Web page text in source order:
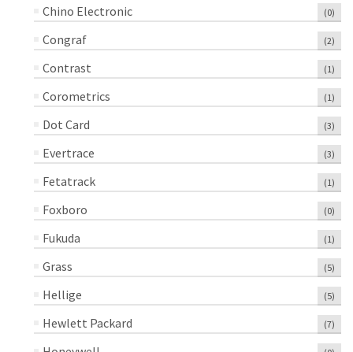
Chino Electronic (0)
Congraf (2)
Contrast (1)
Corometrics (1)
Dot Card (3)
Evertrace (3)
Fetatrack (1)
Foxboro (0)
Fukuda (1)
Grass (5)
Hellige (5)
Hewlett Packard (7)